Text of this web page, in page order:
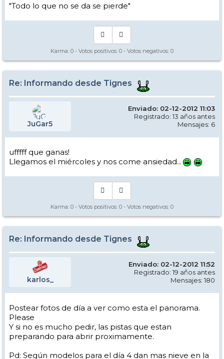
"Todo lo que no se da se pierde"
Karma: 0 - Votos positivos: 0 - Votos negativos: 0
Re: Informando desde Tignes
JuGar5
Enviado: 02-12-2012 11:03
Registrado: 13 años antes
Mensajes: 6
ufffff que ganas!
Llegamos el miércoles y nos come ansiedad...
Karma: 0 - Votos positivos: 0 - Votos negativos: 0
Re: Informando desde Tignes
karlos_
Enviado: 02-12-2012 11:52
Registrado: 19 años antes
Mensajes: 180
Postear fotos de día a ver como esta el panorama.
Please
Y si no es mucho pedir, las pistas que estan
preparando para abrir proximamente.
Pd: Según modelos para el día 4 dan mas nieve en la